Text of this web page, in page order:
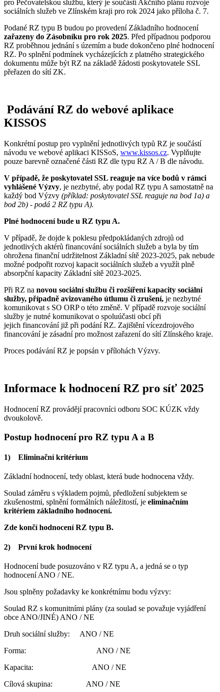
pro Pečovatelskou službu, který je součástí Akčního plánu rozvoje
sociálních služeb ve Zlínském kraji pro rok 2024 jako příloha č. 7.
Podané RZ typu B budou po provedení Základního hodnocení
zařazeny do Zásobníku pro rok 2025. Před případnou podporou
RZ proběhnou jednání s územím a bude dokončeno plné hodnocení
RZ. Po splnění podmínek vycházejících z platného strategického
dokumentu může být RZ na základě žádosti poskytovatele SSL
přeřazen do sítí ZK.
Podávání RZ do webové aplikace
KISSOS
Konkrétní postup pro vyplnění jednotlivých typů RZ je součástí
návodu ve webové aplikaci KISSoS, www.kissos.cz. Vyplňujte
pouze barevně označené části RZ dle typu RZ A / B dle návodu.
V případě, že poskytovatel SSL reaguje na více bodů v rámci
vyhlášené Výzvy, je nezbytné, aby podal RZ typu A samostatně na
každý bod Výzvy (příklad: poskytovatel SSL reaguje na bod 1a) a
bod 2b) - podá 2 RZ typu A).
Plné hodnocení bude u RZ typu A.
V případě, že dojde k poklesu předpokládaných zdrojů od
jednotlivých aktérů financování sociálních služeb a byla by tím
ohrožena finanční udržitelnost Základní sítě 2023-2025, pak nebude
možné podpořit rozvoj kapacit sociálních služeb a využít plně
absorpční kapacity Základní sítě 2023-2025.
Při RZ na novou sociální službu či rozšíření kapacity sociální
služby, případně avizovaného útlumu či zrušení, je nezbytné
komunikovat s SO ORP o této změně. V případě rozvoje sociální
služby je nutné komunikovat o spoluúčasti obcí při
jejich financování již při podání RZ. Zajištění vícezdrojového
financování je zásadní pro možnost zařazení do sítí Zlínského kraje.
Proces podávání RZ je popsán v přílohách Výzvy.
Informace k hodnocení RZ pro síť 2025
Hodnocení RZ provádějí pracovníci odboru SOC KÚZK vždy
dvoukolově.
Postup hodnocení pro RZ typu A a B
1) Eliminační kritérium
Základní hodnocení, tedy oblast, která bude hodnocena vždy.
Soulad záměru s výkladem pojmů, předložení subjektem se
zkušenostmi, splnění formálních náležitostí, je eliminačním
kritériem základního hodnocení.
Zde končí hodnocení RZ typu B.
2) První krok hodnocení
Hodnocení bude posuzováno v RZ typu A, a jedná se o typ
hodnocení ANO / NE.
Jsou splněny požadavky ke konkrétnímu bodu výzvy:
Soulad RZ s komunitními plány (za soulad se považuje vyjádření
obce ANO/JINÉ) ANO / NE
Druh sociální služby: ANO / NE
Forma: ANO / NE
Kapacita: ANO / NE
Cílová skupina: ANO / NE